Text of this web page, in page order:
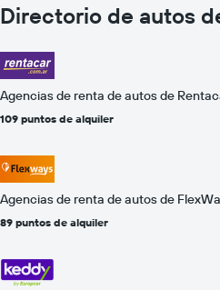
Directorio de autos
Agencias de renta de autos de
109 puntos de alquiler
Agencias de renta de autos de
89 puntos de alquiler